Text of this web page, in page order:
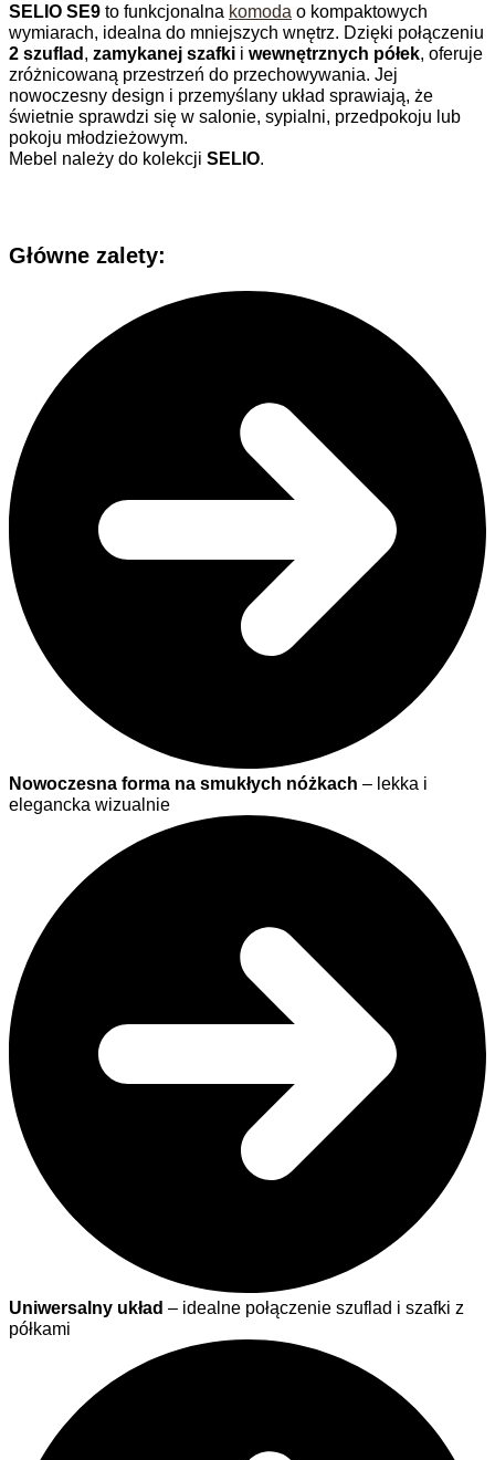
SELIO SE9 to funkcjonalna komoda o kompaktowych
wymiarach, idealna do mniejszych wnętrz. Dzięki połączeniu
2 szuflad, zamykanej szafki i wewnętrznych półek, oferuje
zróżnicowaną przestrzeń do przechowywania. Jej
nowoczesny design i przemyślany układ sprawiają, że
świetnie sprawdzi się w salonie, sypialni, przedpokoju lub
pokoju młodzieżowym.
Mebel należy do kolekcji SELIO.
Główne zalety:
Nowoczesna forma na smukłych nóżkach – lekka i
elegancka wizualnie
Uniwersalny układ – idealne połączenie szuflad i szafki z
półkami